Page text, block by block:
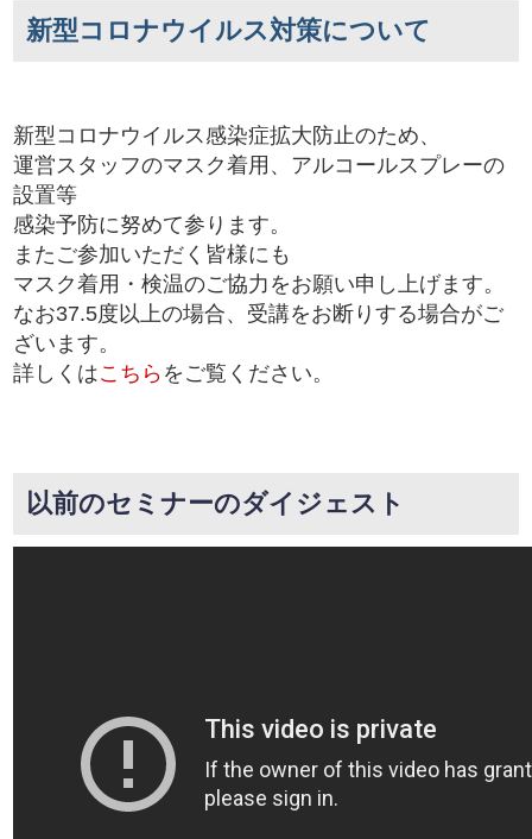
新型コロナウイルス対策について
新型コロナウイルス感染症拡大防止のため、
運営スタッフのマスク着用、アルコールスプレーの
設置等
感染予防に努めて参ります。
またご参加いただく皆様にも
マスク着用・検温のご協力をお願い申し上げます。
なお37.5度以上の場合、受講をお断りする場合がご
ざいます。
詳しくはこちら をご覧ください。
以前のセミナーのダイジェスト